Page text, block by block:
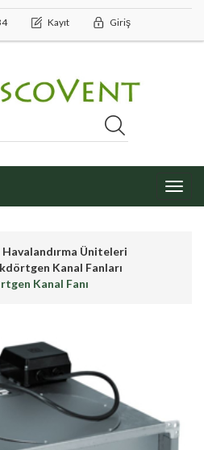
Kayıt Giriş
Havalandırma Üniteleri
Kanal Fanları
Kanal Fanı